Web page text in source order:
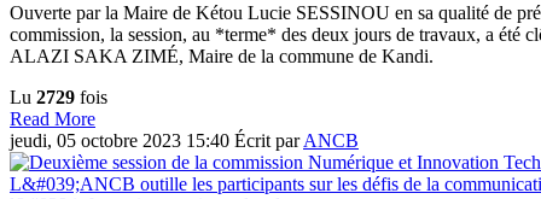
Ouverte par la Maire de Kétou Lucie SESSINOU en sa qualité de
commission, la session, au *terme* des deux jours de travaux, a été
ALAZI SAKA ZIMÉ, Maire de la commune de Kandi.
Lu 2729 fois
Read More
jeudi, 05 octobre 2023 15:40 Écrit parANCB